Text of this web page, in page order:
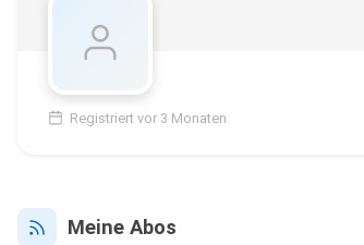
Registriert vor 3 Monaten
Meine Abos